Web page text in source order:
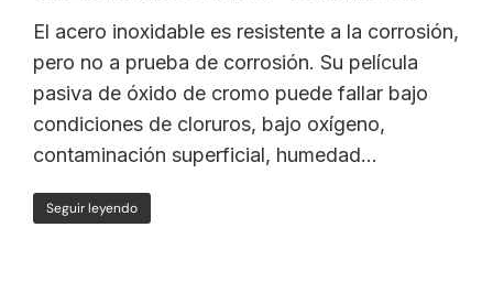
El acero inoxidable es resistente a la corrosión,
pero no a prueba de corrosión. Su película
pasiva de óxido de cromo puede fallar bajo
condiciones de cloruros, bajo oxígeno,
contaminación superficial, humedad...
Seguir leyendo